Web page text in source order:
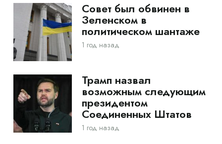
Совет был обвинен в
Зеленском в
политическом шантаже
1 год назад
Трамп назвал
возможным следующим
президентом
Соединенных Штатов
1 год назад